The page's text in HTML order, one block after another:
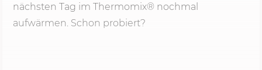
nächsten Tag im Thermomix® nochmal
aufwärmen. Schon probiert?